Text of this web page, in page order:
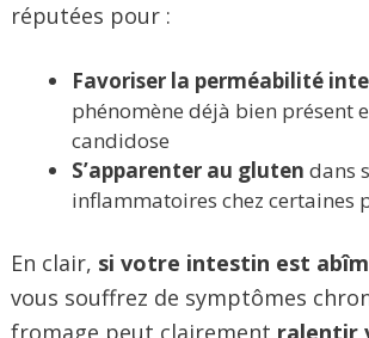
réputées pour :
Favoriser la perméabilité
phénomène déjà bien présent
candidose
S’apparenter au gluten dans
inflammatoires chez certaines
En clair, si votre intestin est
vous souffrez de symptômes
fromage peut clairement ralentir